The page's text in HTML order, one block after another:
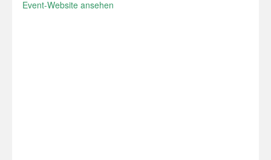
Event-Website ansehen